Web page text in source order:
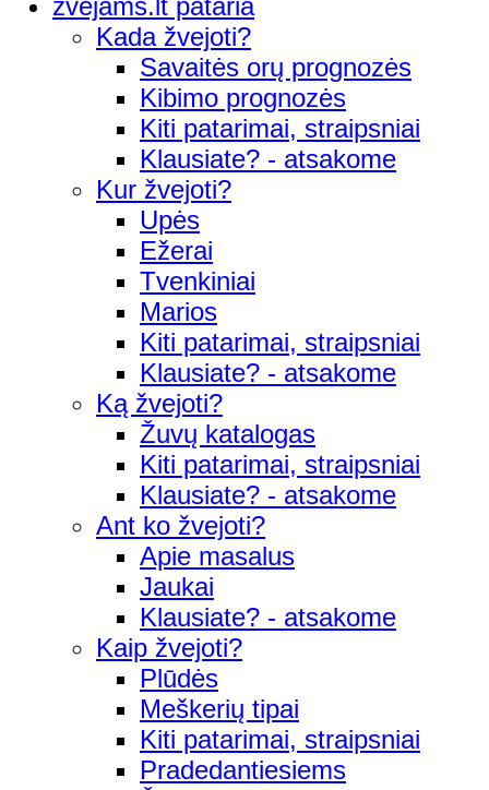
Kada žvejoti?
Savaitės orų prognozės
Kibimo prognozės
Kiti patarimai, straipsniai
Klausiate? - atsakome
Kur žvejoti?
Upės
Ežerai
Tvenkiniai
Marios
Kiti patarimai, straipsniai
Klausiate? - atsakome
Ką žvejoti?
Žuvų katalogas
Kiti patarimai, straipsniai
Klausiate? - atsakome
Ant ko žvejoti?
Apie masalus
Jaukai
Klausiate? - atsakome
Kaip žvejoti?
Plūdės
Meškerių tipai
Kiti patarimai, straipsniai
Pradedantiesiems